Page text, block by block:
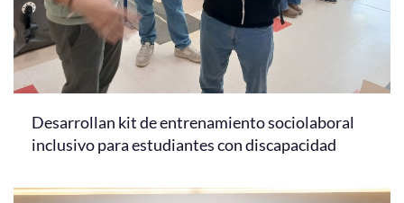
Desarrollan kit de entrenamiento sociolaboral
inclusivo para estudiantes con discapacidad